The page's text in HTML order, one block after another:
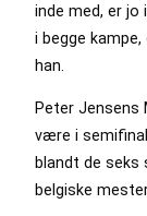
inde med, er jo
i begge
han.
Peter Jensens
være i
blandt de seks
belgiske